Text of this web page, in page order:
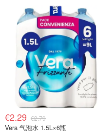
€2.29 €2.79
Vera 气泡水 1.5L×6瓶